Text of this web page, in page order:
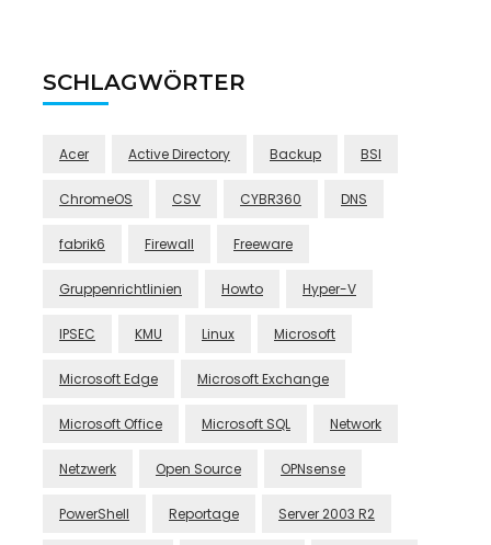
SCHLAGWÖRTER
Acer Active Directory Backup BSI
ChromeOS CSV CYBR360 DNS
fabrik6 Firewall Freeware
Gruppenrichtlinien Howto Hyper-V
IPSEC KMU Linux Microsoft
Microsoft Edge Microsoft Exchange
Microsoft Office Microsoft SQL Network
Netzwerk Open Source OPNsense
PowerShell Reportage Server 2003 R2